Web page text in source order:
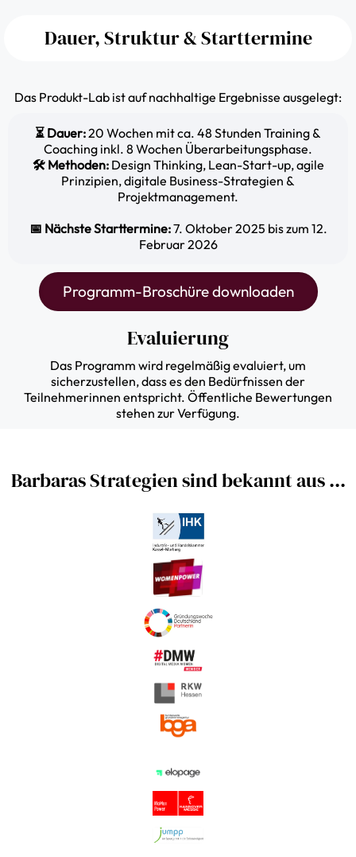
Dauer, Struktur & Starttermine
Das Produkt-Lab ist auf nachhaltige Ergebnisse ausgelegt:
⏳ Dauer:20 Wochen mit ca. 48 Stunden Training &
Coaching inkl. 8 Wochen Überarbeitungsphase.
🛠 Methoden:Design Thinking, Lean-Start-up, agile
Prinzipien, digitale Business-Strategien &
Projektmanagement.
📅 Nächste Starttermine:7. Oktober 2025 bis zum 12.
Februar 2026
Programm-Broschüre downloaden
Evaluierung
Das Programm wird regelmäßig evaluiert, um
sicherzustellen, dass es den Bedürfnissen der
Teilnehmerinnen entspricht. Öffentliche Bewertungen
stehen zur Verfügung.
Barbaras Strategien sind bekannt aus ...